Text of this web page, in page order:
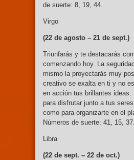
de suerte: 8, 19, 44.
Virgo
(22 de agosto – 21 de sept.)
Triunfarás y te destacarás
comenzando hoy. La
mismo la proyectarás muy
creativo se exalta en ti y no
en acción tus brillantes ideas.
para disfrutar junto a tus
como para organizarte en el
Números de suerte: 41, 15, 37.
Libra
(22 de sept. – 22 de oct.)